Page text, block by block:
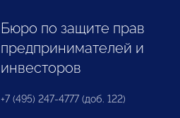
Бюро по защите прав
предпринимателей и
инвесторов
+7 (495) 247-4777 (доб. 122)